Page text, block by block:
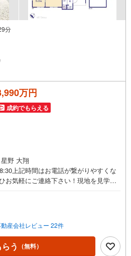
分
万円
成約でもらえる
星野 大翔
上記時間はお電話が繋がりやすくな
お気軽にご連絡下さい！現地を見学さ
入いただけますとスムーズにご案内が
典1.ご見学、ご来店後にアンケート記
円のQUOカードプレゼント（1組様1回
公開の物件情報をご紹介3.不動産ご購
発電システムご検討中のお客様、ご紹
カード3、000円分プレゼント更にご紹介
産会社レビュー 22件
う （無料）